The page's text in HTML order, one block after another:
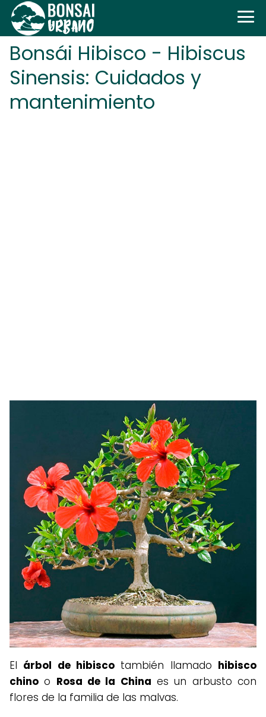
Bonsái Hibisco - Hibiscus
Sinensis: Cuidados y
mantenimiento
El árbol de hibisco también llamado hibisco
chino o Rosa de la China es un arbusto con
flores de la familia de las malvas.